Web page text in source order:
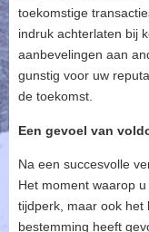
toekomstige
indruk achterlaten bij
aanbevelingen aan
gunstig voor uw
de toekomst.
Een gevoel van
Na een succesvolle
Het moment waarop
tijdperk, maar ook het
bestemming heeft